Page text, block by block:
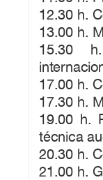
12.30 h.
13.00 h.
15.30
17.00 h.
17.30 h.
19.00 h.
técnica
20.30 h.
21.00 h.